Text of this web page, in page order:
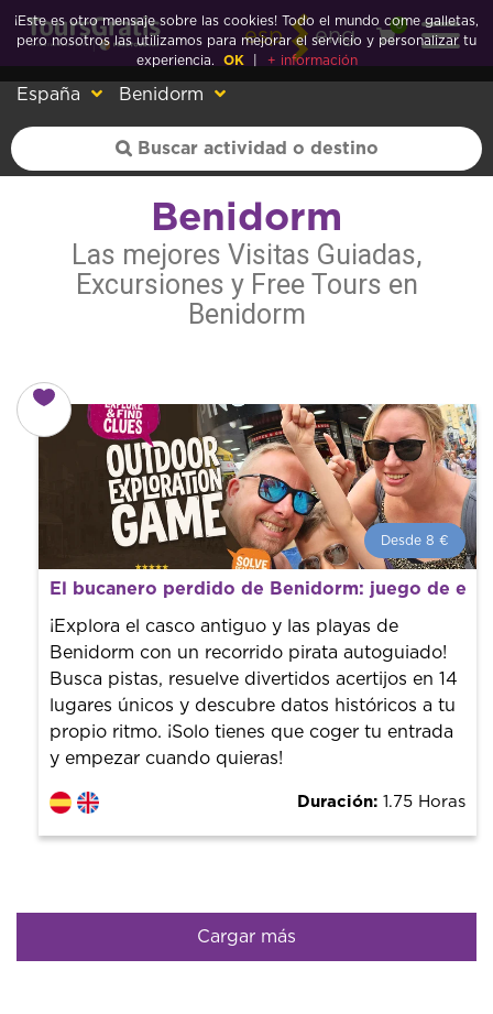
esp eng
0
España Benidorm
Benidorm
Las mejores Visitas Guiadas,
Excursiones y Free Tours en
Benidorm
Desde 8 €
Desde 8 € por persona.
¡Reserva con nosotros! Colaboramos con los mejores
guías de la ciudad para tener el mejor precio y servicio.
El bucanero perdido de Benidorm: juego de
¡Explora el casco antiguo y las playas de
Benidorm con un recorrido pirata autoguiado!
Busca pistas, resuelve divertidos acertijos en 14
lugares únicos y descubre datos históricos a tu
propio ritmo. ¡Solo tienes que coger tu entrada
y empezar cuando quieras!
Duración: 1.75 Horas
Cargar más
¡Este es otro mensaje sobre las cookies! Todo el mundo come galletas,
pero nosotros las utilizamos para mejorar el servicio y personalizar tu
experiencia.
OK + información